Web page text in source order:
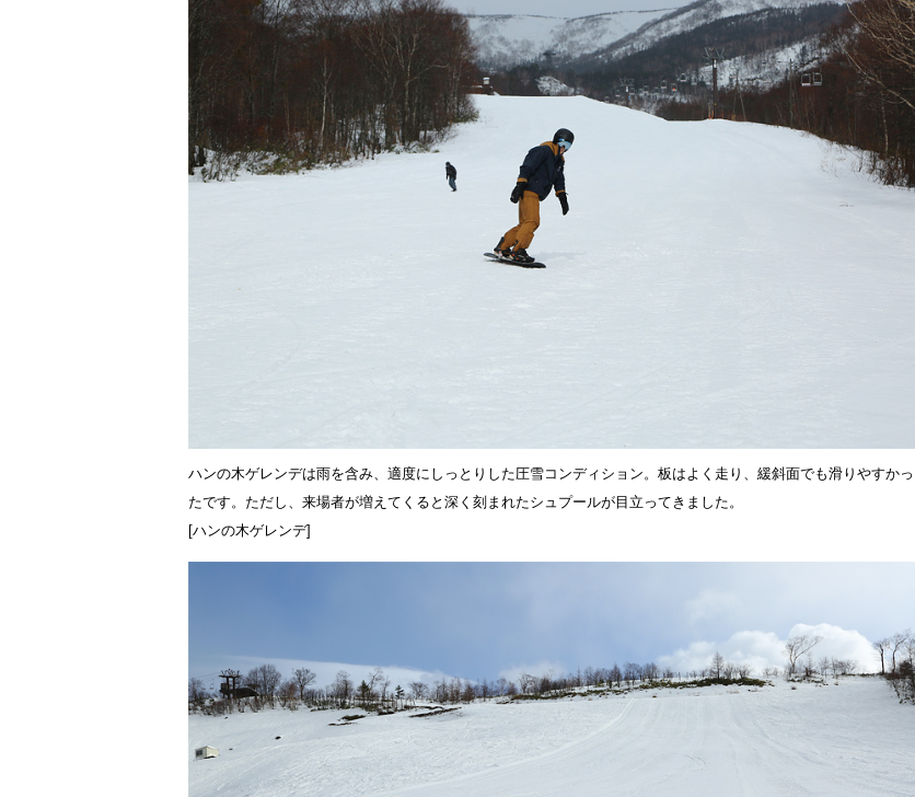
ハンの木ゲレンデは雨を含み、適度にしっとりした圧雪コンディション。板はよく走り、緩斜面でも滑りやすかっ
たです。ただし、来場者が増えてくると深く刻まれたシュプールが目立ってきました。
[ハンの木ゲレンデ]